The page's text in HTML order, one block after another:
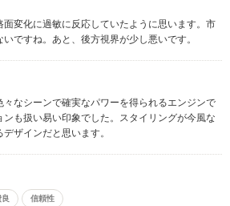
変化に過敏に反応していたように思います。市
ですね。あと、後方視界が少し悪いです。
々なシーンで確実なパワーを得られるエンジンで
も扱い易い印象でした。スタイリングが今風な
ザインだと思います。
信頼性